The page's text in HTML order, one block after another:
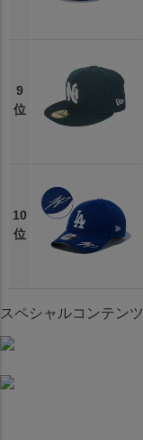
9
位
10
位
スペシャルコンテンツ